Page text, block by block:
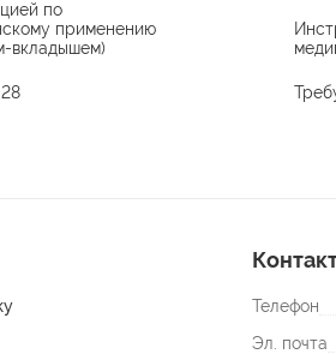
по
применению
вкладышем)
Телефон
Эл. почта